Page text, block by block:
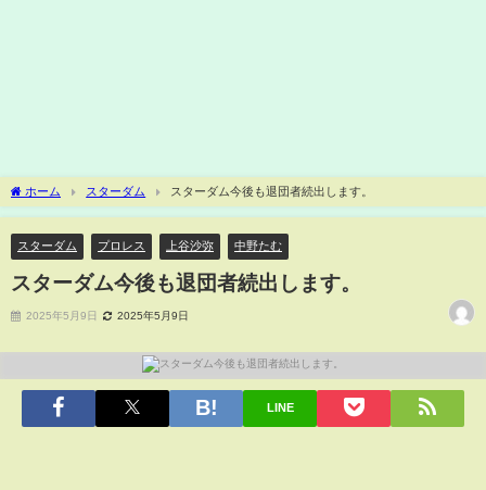
ホーム スターダム スターダム今後も退団者続出します。
スターダム プロレス 上谷沙弥 中野たむ
スターダム今後も退団者続出します。
2025年5月9日 2025年5月9日
LINE